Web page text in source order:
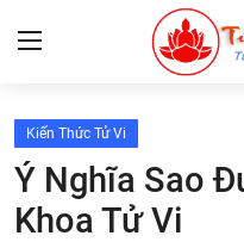
Lập Lá Số Tử Vi
Kiến Thức Tử Vi
Kiến Thức Tử Vi
Ý Nghĩa Sao
Khoa Tử Vi